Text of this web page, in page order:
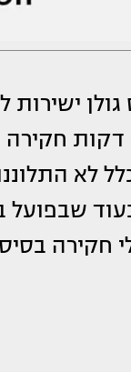
ישירות
חוקי לרשתות
לא
חקירה